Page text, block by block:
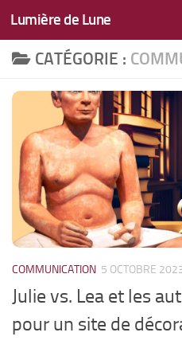
Skip to content
Lumière de Lune
CATÉGORIE :
COMMUNICATION 5 OCTOBRE
Julie vs. Lea et les
pour un site de